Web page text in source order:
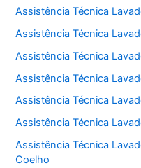
Assistência Técnica
Assistência Técnica
Assistência Técnica
Assistência Técnica
Assistência Técnica
Assistência Técnica
Assistência Técnica
Coelho